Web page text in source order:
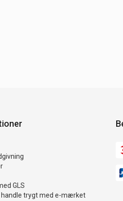
GLS
handle trygt med e-mærket